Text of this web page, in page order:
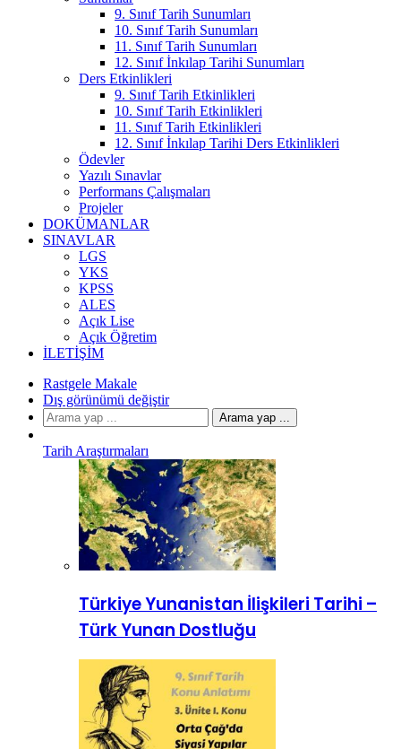
9. Sınıf Tarih Sunumları
10. Sınıf Tarih Sunumları
11. Sınıf Tarih Sunumları
12. Sınıf İnkılap Tarihi Sunumları
Ders Etkinlikleri
9. Sınıf Tarih Etkinlikleri
10. Sınıf Tarih Etkinlikleri
11. Sınıf Tarih Etkinlikleri
12. Sınıf İnkılap Tarihi Ders Etkinlikleri
Ödevler
Yazılı Sınavlar
Performans Çalışmaları
Projeler
DOKÜMANLAR
SINAVLAR
LGS
YKS
KPSS
ALES
Açık Lise
Açık Öğretim
İLETIŞIM
Rastgele Makale
Dış görünümü değiştir
Arama yap ...
Tarih Araştırmaları
Türkiye Yunanistan İlişkileri Tarihi –
Türk Yunan Dostluğu